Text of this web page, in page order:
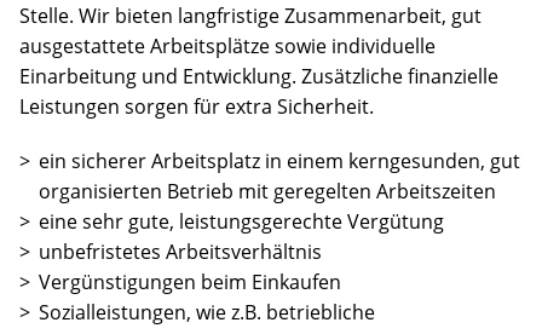
Stelle. Wir bieten langfristige Zusammenarbeit, gut
ausgestattete Arbeitsplätze sowie individuelle
Einarbeitung und Entwicklung. Zusätzliche finanzielle
Leistungen sorgen für extra Sicherheit.
ein sicherer Arbeitsplatz in einem kerngesunden, gut
organisierten Betrieb mit geregelten Arbeitszeiten
eine sehr gute, leistungsgerechte Vergütung
unbefristetes Arbeitsverhältnis
Vergünstigungen beim Einkaufen
Sozialleistungen, wie z.B. betriebliche